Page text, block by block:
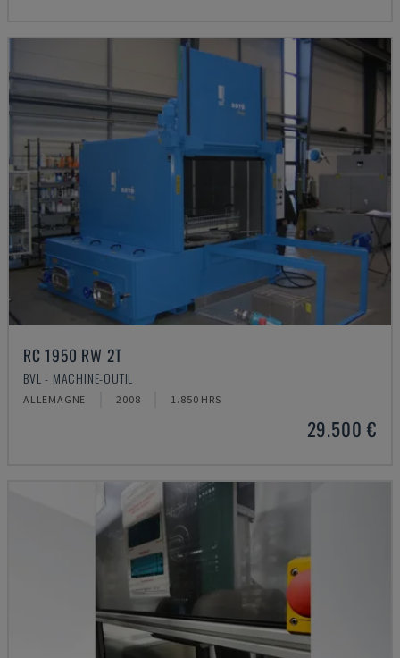
RC 1950 RW 2T
BVL - MACHINE-OUTIL
ALLEMAGNE 2008 1.850 HRS
29.500 €